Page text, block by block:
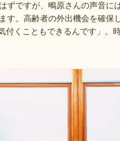
ずですが、鴫原さんの声音に
す。高齢者の外出機会を確保
付くこともできるんです」。